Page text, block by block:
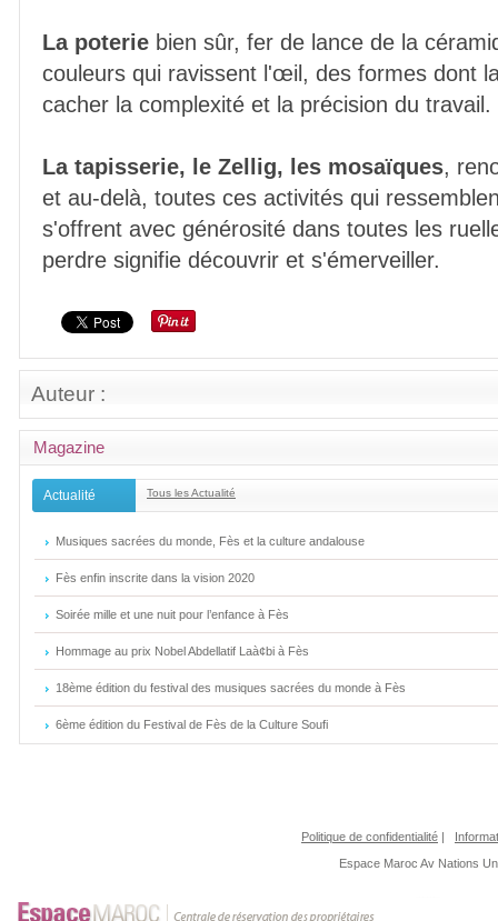
La poterie bien sûr, fer de lance de la
couleurs qui ravissent l'œil, des formes dont
cacher la complexité et la précision du travail.
La tapisserie, le Zellig, les mosaïques,
et au-delà, toutes ces activités qui
s'offrent avec générosité dans toutes les
perdre signifie découvrir et s'émerveiller.
Auteur :
Magazine
Actualité Tous les Actualité
Musiques sacrées du monde, Fès et la culture andalouse
Fès enfin inscrite dans la vision 2020
Soirée mille et une nuit pour l’enfance à Fès
Hommage au prix Nobel Abdellatif Laà¢bi à Fès
18ème édition du festival des musiques sacrées du monde à Fès
6ème édition du Festival de Fès de la Culture Soufi
Politique de confidentialité |
Espace Maroc Av Nations